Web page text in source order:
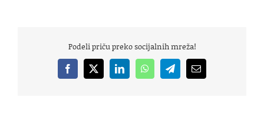
Podeli priču preko socijalnih mreža!
Facebook
X LinkedInWhatsAppTelegramEmail